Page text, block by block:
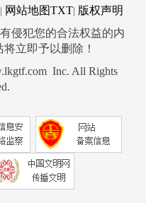
网站地图TXT 版权声明
侵犯您的合法权益的内
立即予以删除！
Inc. All Rights